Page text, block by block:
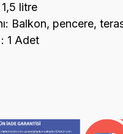
litre
Balkon, pencere,
1 Adet